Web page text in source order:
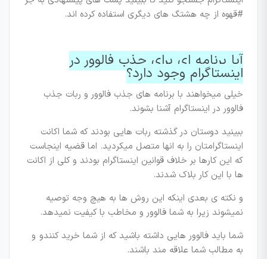
#قهوه از چه هشتگ های دیگری استفاده کرده اند.
آیا برنامه ای برای جذب فالوور در
اینستاگرام وجود دارد؟
خیلی میخواهند با برنامه های جذب فالوور و ربات جذب
فالوور در اینستاگرام آشنا بشوند.
ببینید دوستان در گذشته ربات هایی بودند که شما اکانت
اینستاگرامتان را به انها متصل میکردید. اما قضیه اینجاست
که این کارها بر خلاف قوانین اینستاگرام بودند و کلی از اکانت
ها با این کار بلاک شدند.
و نکته ی بعدی اینکه این روش ها به هیچ وجه توصیه
نمیشوند زیرا به شما فالوور و مخاطب با کیفیت نمیدهد.
شما باید فالوور هایی داشته باشید که از شما خرید کنندو و
به مطالب شما علاقه مند باشند.